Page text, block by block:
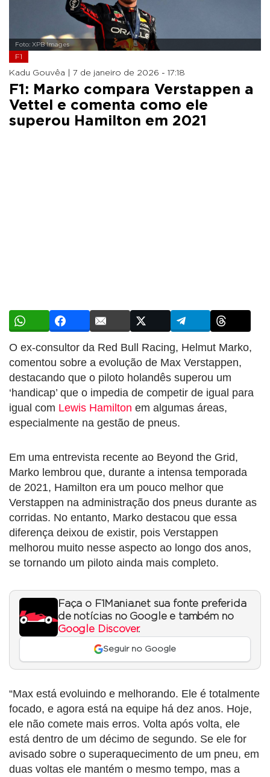
Foto: XPB Images
F1
Kadu Gouvêa | 7 de janeiro de 2026 - 17:18
F1: Marko compara Verstappen a
Vettel e comenta como ele
superou Hamilton em 2021
O ex-consultor da Red Bull Racing, Helmut Marko,
comentou sobre a evolução de Max Verstappen,
destacando que o piloto holandês superou um
‘handicap’ que o impedia de competir de igual para
igual com Lewis Hamilton em algumas áreas,
especialmente na gestão de pneus.
Em uma entrevista recente ao Beyond the Grid,
Marko lembrou que, durante a intensa temporada
de 2021, Hamilton era um pouco melhor que
Verstappen na administração dos pneus durante as
corridas. No entanto, Marko destacou que essa
diferença deixou de existir, pois Verstappen
melhorou muito nesse aspecto ao longo dos anos,
se tornando um piloto ainda mais completo.
Faça o F1Mania.net sua fonte preferida
de notícias no Google e também no
Google Discover.
Seguir no Google
“Max está evoluindo e melhorando. Ele é totalmente
focado, e agora está na equipe há dez anos. Hoje,
ele não comete mais erros. Volta após volta, ele
está dentro de um décimo de segundo. Se ele for
avisado sobre o superaquecimento de um pneu, em
duas voltas ele mantém o mesmo tempo, mas a